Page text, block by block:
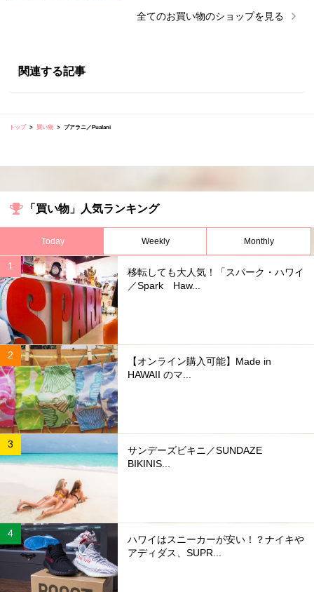
全てのお買い物のショップを見る
関連する記事
トップ 買い物 プアラニ／Pualani
「買い物」人気ランキング
Today Weekly Monthly
移転しても大人気！「スパーク・ハワイ
／Spark Haw...
【オンライン購入可能】Made in
HAWAII のマ...
サンデーズビキニ／SUNDAZE
BIKINIS...
ハワイはスニーカーが安い！？ナイキや
アディダス、SUPR...